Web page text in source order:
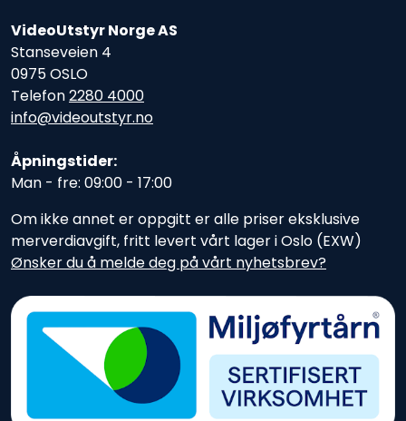
VideoUtstyr Norge AS
Stanseveien 4
0975 OSLO
Telefon2280 4000
info@videoutstyr.no
Åpningstider:
Man - fre: 09:00 - 17:00
Om ikke annet er oppgitt er alle priser eksklusive
merverdiavgift, fritt levert vårt lager i Oslo (EXW)
Ønsker du å melde deg på vårt nyhetsbrev?